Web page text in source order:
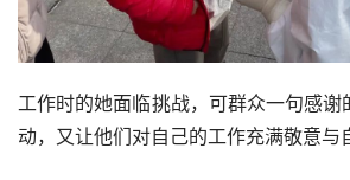
工作时的她面临挑战，可群众一句感谢
动，又让他们对自己的工作充满敬意与